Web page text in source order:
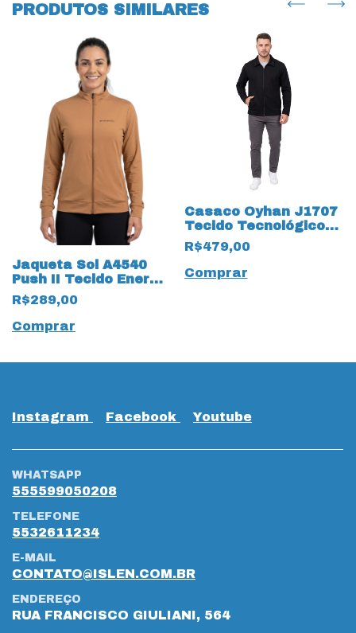
PRODUTOS SIMILARES
Jaqueta Sol A4540
Push II Tecido Energy
Up Pettenatti 19665
Bege
R$289,00
Comprar
Casaco Oyhan J1707
Tecido Tecnológico
19722 19723 Térmico
R$479,00
Comprar
Instagram Facebook Youtube
WHATSAPP
555599050208
TELEFONE
5532611234
E-MAIL
CONTATO@ISLEN.COM.BR
ENDEREÇO
RUA FRANCISCO GIULIANI, 564